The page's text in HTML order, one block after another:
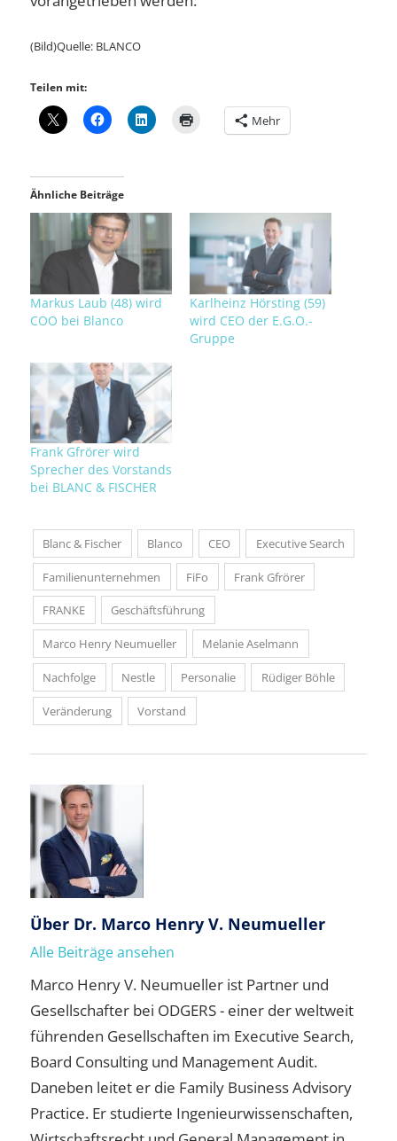
(Bild)Quelle: BLANCO
Teilen mit:
Mehr
Ähnliche Beiträge
Markus Laub (48) wird
COO bei Blanco
Karlheinz Hörsting (59)
wird CEO der E.G.O.-
Gruppe
Frank Gfrörer wird
Sprecher des Vorstands
bei BLANC & FISCHER
Blanc & Fischer Blanco CEO Executive Search
Familienunternehmen FiFo Frank Gfrörer
FRANKE Geschäftsführung
Marco Henry Neumueller Melanie Aselmann
Nachfolge Nestle Personalie Rüdiger Böhle
Veränderung Vorstand
Über Dr. Marco Henry V. Neumueller
Alle Beiträge ansehen
Marco Henry V. Neumueller ist Partner und
Gesellschafter bei ODGERS - einer der weltweit
führenden Gesellschaften im Executive Search,
Board Consulting und Management Audit.
Daneben leitet er die Family Business Advisory
Practice. Er studierte Ingenieurwissenschaften,